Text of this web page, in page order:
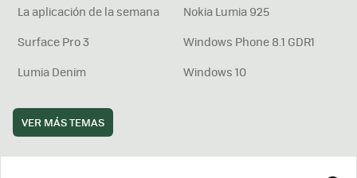
La aplicación de la semana
Nokia Lumia 925
Surface Pro 3
Windows Phone 8.1 GDR1
Lumia Denim
Windows 10
VER MÁS TEMAS